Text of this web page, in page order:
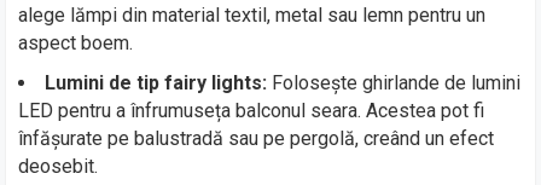
alege lămpi din material textil, metal sau lemn pentru un
aspect boem.
Lumini de tip fairy lights: Folosește ghirlande de lumini
LED pentru a înfrumuseța balconul seara. Acestea pot fi
înfășurate pe balustradă sau pe pergolă, creând un efect
deosebit.